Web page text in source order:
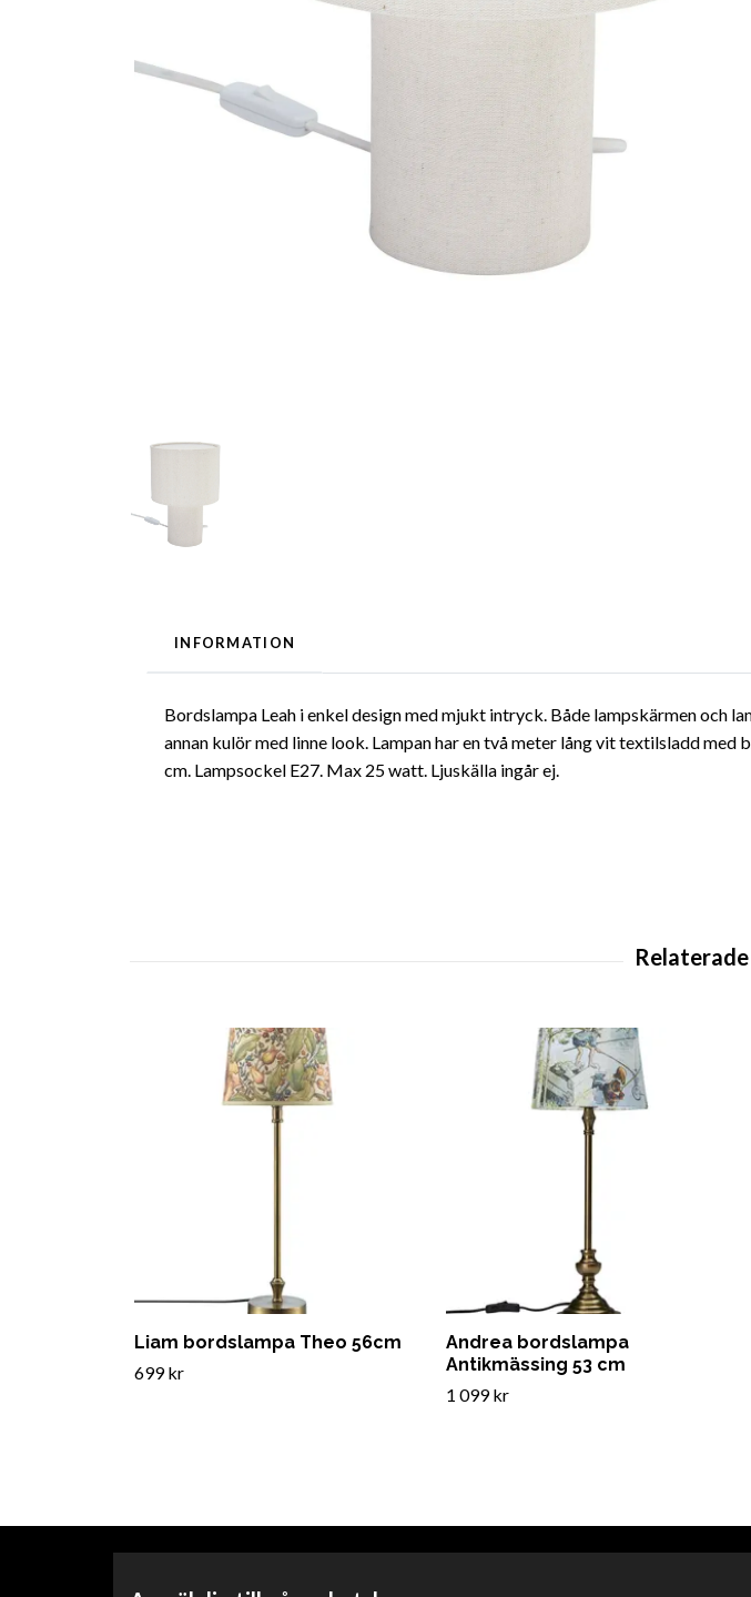
INFORMATION
Bordslampa Leah i enkel design med mjukt intryck. Både lampskärmen och
annan kulör med linne look. Lampan har en två meter lång vit textilsladd
cm. Lampsockel E27. Max 25 watt. Ljuskälla ingår ej.
Liam bordslampa Theo 56cm
699 kr
Andrea bordslampa
Antikmässing 53 cm
1 099 kr